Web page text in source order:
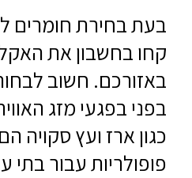
בעת בחירת חומרים
קחו בחשבון את
באזורכם. חשוב
בפני בפגעי מזג
כגון ארז ועץ סקויה
פופולריות עבור בתי